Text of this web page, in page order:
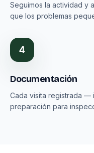
Seguimos la actividad y
que los problemas
4
Documentación
Cada visita registrada —
preparación para